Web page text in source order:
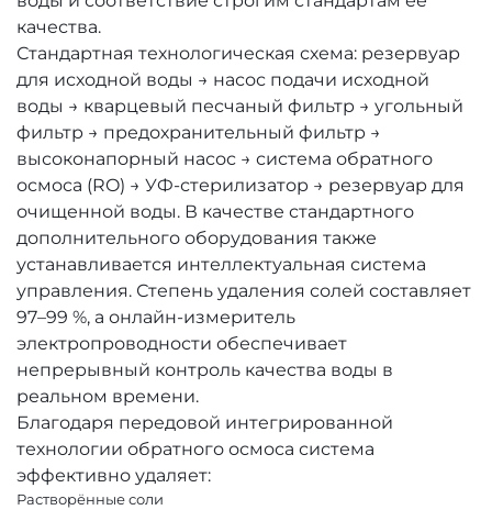
качества.
Стандартная технологическая схема: резервуар
для исходной воды → насос подачи исходной
воды → кварцевый песчаный фильтр → угольный
фильтр → предохранительный фильтр →
высоконапорный насос → система обратного
осмоса (RO) → УФ-стерилизатор → резервуар для
очищенной воды. В качестве стандартного
дополнительного оборудования также
устанавливается интеллектуальная система
управления. Степень удаления солей составляет
97–99 %, а онлайн-измеритель
электропроводности обеспечивает
непрерывный контроль качества воды в
реальном времени.
Благодаря передовой интегрированной
технологии обратного осмоса система
эффективно удаляет:
Растворённые соли